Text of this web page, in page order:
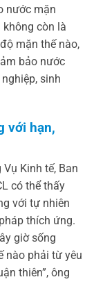
nước mặn
còn là
mặn thế nào,
bảo nước
sinh
với hạn,
Kinh tế, Ban
có thể thấy
với tự nhiên
thích ứng.
giờ sống
nào phải từ yêu
thiên”, ông